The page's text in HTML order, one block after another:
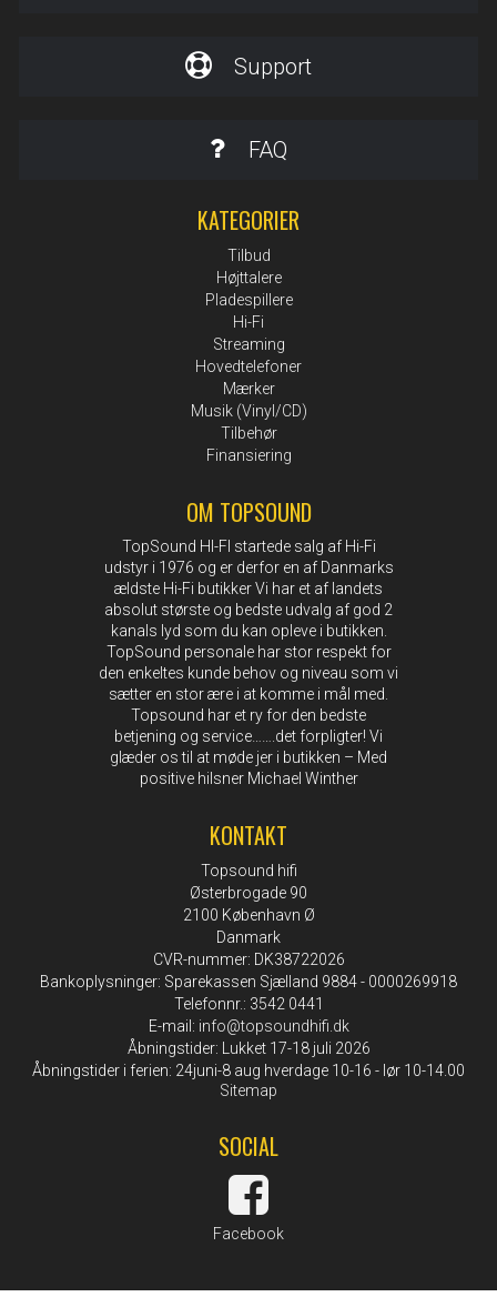
Support
FAQ
KATEGORIER
Tilbud
Højttalere
Pladespillere
Hi-Fi
Streaming
Hovedtelefoner
Mærker
Musik (Vinyl/CD)
Tilbehør
Finansiering
OM TOPSOUND
TopSound HI-FI startede salg af Hi-Fi
udstyr i 1976 og er derfor en af Danmarks
ældste Hi-Fi butikker Vi har et af landets
absolut største og bedste udvalg af god 2
kanals lyd som du kan opleve i butikken.
TopSound personale har stor respekt for
den enkeltes kunde behov og niveau som vi
sætter en stor ære i at komme i mål med.
Topsound har et ry for den bedste
betjening og service…….det forpligter! Vi
glæder os til at møde jer i butikken – Med
positive hilsner Michael Winther
KONTAKT
Topsound hifi
Østerbrogade 90
2100 København Ø
Danmark
CVR-nummer: DK38722026
Bankoplysninger: Sparekassen Sjælland 9884 - 0000269918
Telefonnr.: 3542 0441
E-mail: info@topsoundhifi.dk
Åbningstider: Lukket 17-18 juli 2026
Åbningstider i ferien: 24juni-8 aug hverdage 10-16 - lør 10-14.00
Sitemap
SOCIAL
Facebook